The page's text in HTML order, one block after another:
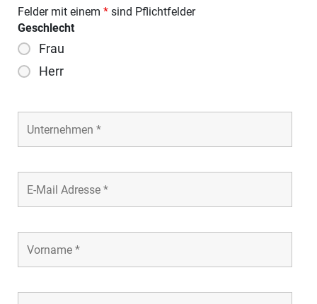
Felder mit einem * sind Pflichtfelder
Geschlecht
Frau
Herr